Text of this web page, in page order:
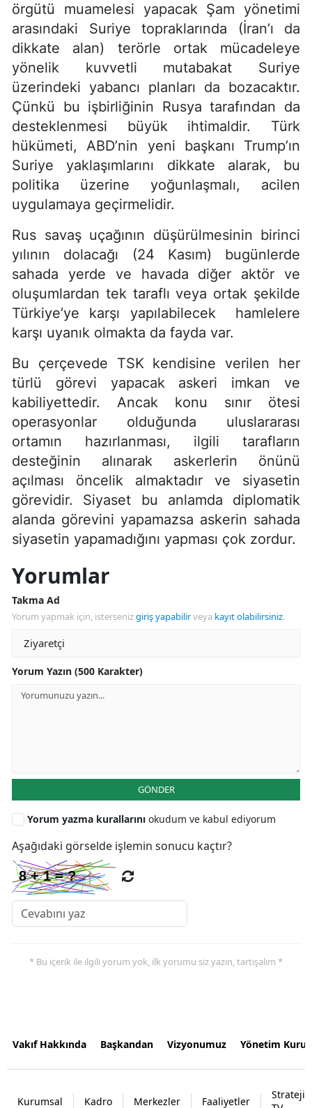
örgütü muamelesi yapacak Şam yönetimi
arasındaki Suriye topraklarında (İran’ı da
dikkate alan) terörle ortak mücadeleye
yönelik kuvvetli mutabakat Suriye
üzerindeki yabancı planları da bozacaktır.
Çünkü bu işbirliğinin Rusya tarafından da
desteklenmesi büyük ihtimaldir. Türk
hükümeti, ABD’nin yeni başkanı Trump’ın
Suriye yaklaşımlarını dikkate alarak, bu
politika üzerine yoğunlaşmalı, acilen
uygulamaya geçirmelidir.
Rus savaş uçağının düşürülmesinin birinci
yılının dolacağı (24 Kasım) bugünlerde
sahada yerde ve havada diğer aktör ve
oluşumlardan tek taraflı veya ortak şekilde
Türkiye’ye karşı yapılabilecek hamlelere
karşı uyanık olmakta da fayda var.
Bu çerçevede TSK kendisine verilen her
türlü görevi yapacak askeri imkan ve
kabiliyettedir. Ancak konu sınır ötesi
operasyonlar olduğunda uluslararası
ortamın hazırlanması, ilgili tarafların
desteğinin alınarak askerlerin önünü
açılması öncelik almaktadır ve siyasetin
görevidir. Siyaset bu anlamda diplomatik
alanda görevini yapamazsa askerin sahada
siyasetin yapamadığını yapması çok zordur.
Yorumlar
Takma Ad
Yorum yapmak için, istersenizgiriş yapabilirveya kayıt olabilirsiniz.
Yorum Yazın (500 Karakter)
GÖNDER
Yorum yazma kurallarını okudum ve kabul ediyorum
Aşağıdaki görselde işlemin sonucu kaçtır?
* Bu içerik ile ilgili yorum yok, ilk yorumu siz yazın, tartışalım *
Vakıf Hakkında Başkandan Vizyonumuz Yönetim
Kurumsal Kadro Merkezler Faaliyetler
Strateji